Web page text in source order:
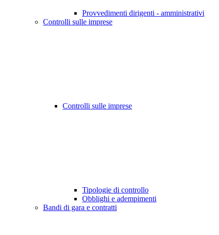
Provvedimenti dirigenti - amministrativi
Controlli sulle imprese
Controlli sulle imprese
Tipologie di controllo
Obblighi e adempimenti
Bandi di gara e contratti